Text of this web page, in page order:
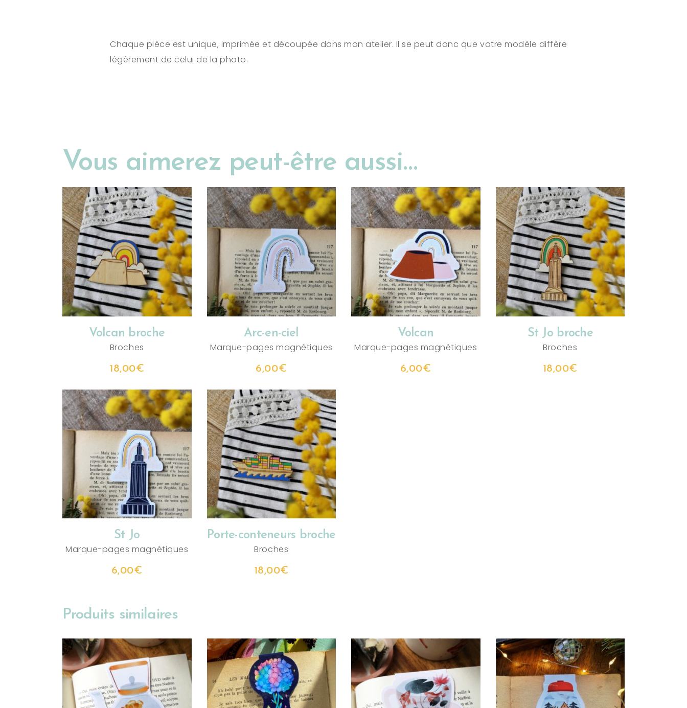
Chaque pièce est unique, imprimée et découpée dans mon atelier. Il se peut donc que votre modèle diffère
légèrement de celui de la photo.
Vous aimerez peut-être aussi…
AJOUTER AU PANIER
Volcan broche
Broches
18,00€
AJOUTER AU PANIER
Arc-en-ciel
Marque-pages magnétiques
6,00€
AJOUTER AU PANIER
Volcan
Marque-pages magnétiques
6,00€
AJOUTER AU PANIER
St Jo broche
Broches
18,00€
AJOUTER AU PANIER
St Jo
Marque-pages magnétiques
6,00€
AJOUTER AU PANIER
Porte-conteneurs broche
Broches
18,00€
Produits similaires
AJOUTER AU PANIER AJOUTER AU PANIER AJOUTER AU PANIER AJOUTER AU PANIER